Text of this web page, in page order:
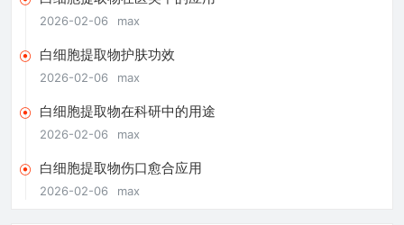
2026-02-06 max
白细胞提取物护肤功效
2026-02-06 max
白细胞提取物在科研中的用途
2026-02-06 max
白细胞提取物伤口愈合应用
2026-02-06 max